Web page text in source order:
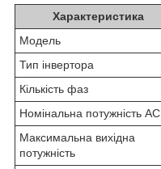
Характеристика
Модель
Тип інвертора
Кількість фаз
Номінальна потужність AC
Максимальна вихідна
потужність